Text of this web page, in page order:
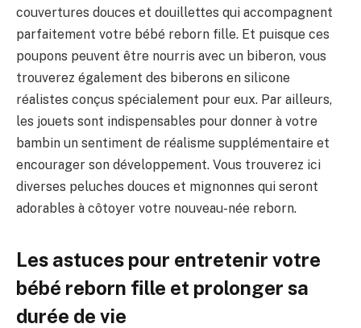
couvertures douces et douillettes qui accompagnent
parfaitement votre bébé reborn fille. Et puisque ces
poupons peuvent être nourris avec un biberon, vous
trouverez également des biberons en silicone
réalistes conçus spécialement pour eux. Par ailleurs,
les jouets sont indispensables pour donner à votre
bambin un sentiment de réalisme supplémentaire et
encourager son développement. Vous trouverez ici
diverses peluches douces et mignonnes qui seront
adorables à côtoyer votre nouveau-née reborn.
Les astuces pour entretenir votre
bébé reborn fille et prolonger sa
durée de vie